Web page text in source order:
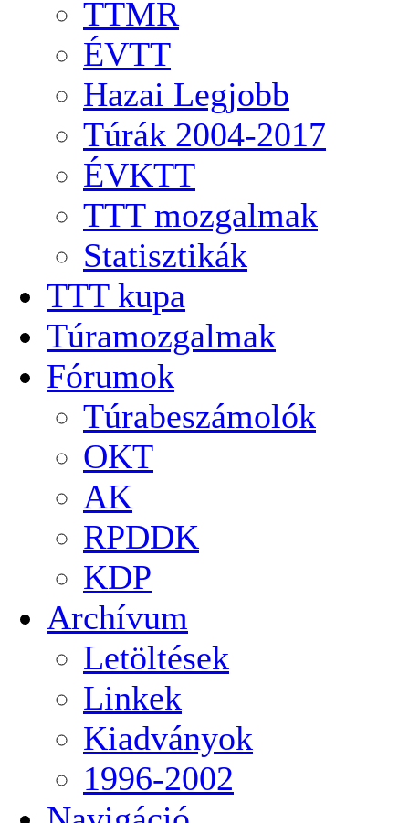
TTMR
ÉVTT
Hazai Legjobb
Túrák 2004-2017
ÉVKTT
TTT mozgalmak
Statisztikák
TTT kupa
Túramozgalmak
Fórumok
Túrabeszámolók
OKT
AK
RPDDK
KDP
Archívum
Letöltések
Linkek
Kiadványok
1996-2002